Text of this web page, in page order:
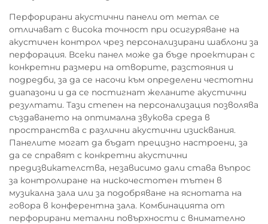
Перфорирани акустични панели от метал се
отличават с висока точност при осигуряване на
акустичен контрол чрез персонализирани шаблони за
перфорация. Всеки панел може да бъде проектиран с
конкретни размери на отворите, разстояния и
подредби, за да се насочи към определени честотни
диапазони и да се постигнат желаните акустични
резултати. Тази степен на персонализация позволява
създаването на оптимална звукова среда в
пространства с различни акустични изисквания.
Панелите могат да бъдат прецизно настроени, за
да се справят с конкретни акустични
предизвикателства, независимо дали става въпрос
за контролиране на нискочестотен тътен в
музикална зала или за подобряване на яснотата на
говора в конферентна зала. Комбинацията от
перфорирани метални повърхности с внимателно